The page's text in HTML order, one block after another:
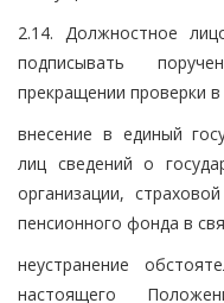
2.14. Должностное
подписывать
прекращении проверки
внесение в единый
лиц сведений о
организации,
пенсионного фонда в
неустранение
настоящего